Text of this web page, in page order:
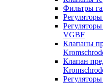
Фильтры
VGBF
Клапаны
Клапан